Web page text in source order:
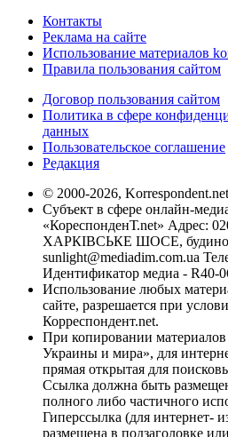
Контакты
Реклама на сайте
Использование материалов
Правила пользования сайтом
Договор пользования сайтом
Политика в сфере
данных
Пользовательское соглашение
Редакция
© 2000-2026, Korrespondent.net
Субъект в сфере онлайн-
«КореспонденТ.net» Адрес:
ХАРКІВСЬКЕ ШОСЕ, будинок
sunlight@mediadim.com.ua
Идентификатор медиа - R40-
Использование любых
сайте, разрешается при
Корреспондент.net.
При копировании
Украины и мира», для
прямая открытая для
Ссылка должна быть
полного либо частичного
Гиперссылка (для интернет-
размещена в подзаголовке